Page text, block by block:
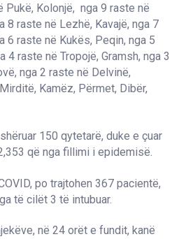
Pukë, Kolonjë, nga 9 raste në
8 raste në Lezhë, Kavajë, nga 7
6 raste në Kukës, Peqin, nga 5
4 raste në Tropojë, Gramsh, nga 3
nga 2 raste në Delvinë,
Kamëz, Përmet, Dibër,
150 qytetarë, duke e çuar
që nga fillimi i epidemisë.
po trajtohen 367 pacientë,
të cilët 3 të intubuar.
në 24 orët e fundit, kanë